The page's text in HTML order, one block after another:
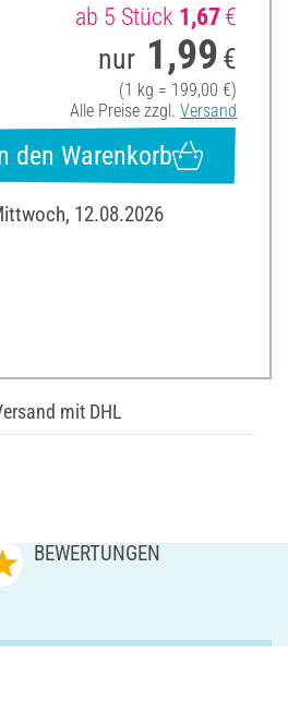
ab 5 Stück 1,67€
nur 1,99 €
(1 kg = 199,00 €)
Alle Preise zzgl. Versand
den Warenkorb
12.08.2026
mit DHL
BEWERTUNGEN